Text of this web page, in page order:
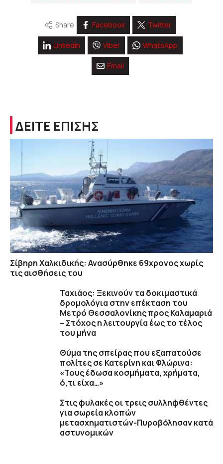
Share Facebook Twitter
Linkedin Viber WhatsApp
Email
ΔΕΙΤΕ ΕΠΙΣΗΣ
Σίβηρη Χαλκιδικής: Ανασύρθηκε 69χρονος χωρίς
τις αισθήσεις του
Ταχιάος: Ξεκινούν τα δοκιμαστικά
δρομολόγια στην επέκταση του
Μετρό Θεσσαλονίκης προς Καλαμαριά
– Στόχος η λειτουργία έως το τέλος
του μήνα
Θύμα της σπείρας που εξαπατούσε
πολίτες σε Κατερίνη και Φλώρινα:
«Τους έδωσα κοσμήματα, χρήματα,
ό,τι είχα…»
Στις φυλακές οι τρεις συλληφθέντες
για σωρεία κλοπών
μετασχηματιστών-Πυροβόλησαν κατά
αστυνομικών